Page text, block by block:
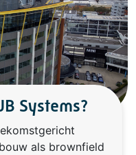
Systems?
als brownfield